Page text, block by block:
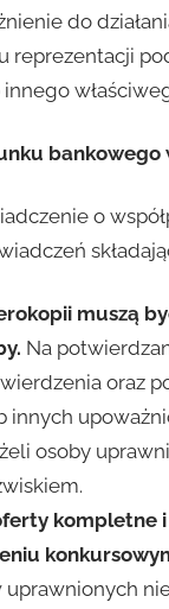
do
reprezentacji
o
muszą
Na
oraz
osoby
kompletne